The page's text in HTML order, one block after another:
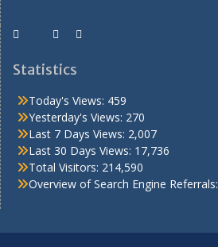
Statistics
Today's Views: 459
Yesterday's Views: 270
Last 7 Days Views: 2,007
Last 30 Days Views: 17,736
Total Visitors: 214,590
Overview of Search Engine Referrals: